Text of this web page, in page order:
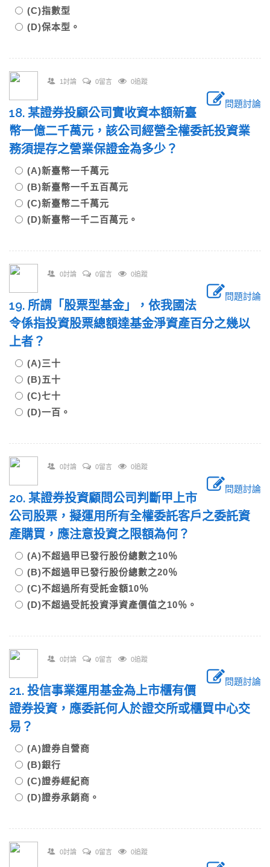
(C)指數型
(D)保本型。
1討論 0留言 0追蹤
問題討論
18. 某證券投顧公司實收資本額新臺
幣一億二千萬元，該公司經營全權委託投資業
務須提存之營業保證金為多少？
(A)新臺幣一千萬元
(B)新臺幣一千五百萬元
(C)新臺幣二千萬元
(D)新臺幣一千二百萬元。
0討論 0留言 0追蹤
問題討論
19. 所謂「股票型基金」，依我國法
令係指投資股票總額達基金淨資產百分之幾以
上者？
(A)三十
(B)五十
(C)七十
(D)一百。
0討論 0留言 0追蹤
問題討論
20. 某證券投資顧問公司判斷甲上市
公司股票，擬運用所有全權委託客戶之委託資
產購買，應注意投資之限額為何？
(A)不超過甲已發行股份總數之10％
(B)不超過甲已發行股份總數之20％
(C)不超過所有受託金額10％
(D)不超過受託投資淨資產價值之10％。
0討論 0留言 0追蹤
問題討論
21. 投信事業運用基金為上市櫃有價
證券投資，應委託何人於證交所或櫃買中心交
易？
(A)證券自營商
(B)銀行
(C)證券經紀商
(D)證券承銷商。
0討論 0留言 0追蹤